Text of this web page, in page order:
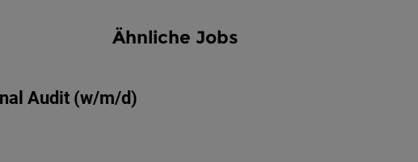
Ähnliche Jobs
Audit (w/m/d)